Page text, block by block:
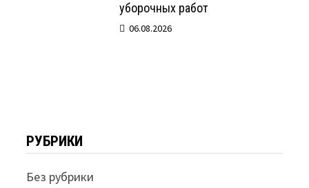
уборочных работ
06.08.2026
РУБРИКИ
Без рубрики